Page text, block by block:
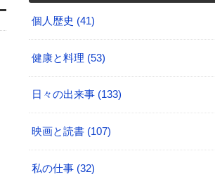
個人歴史 (41)
健康と料理 (53)
日々の出来事 (133)
映画と読書 (107)
私の仕事 (32)